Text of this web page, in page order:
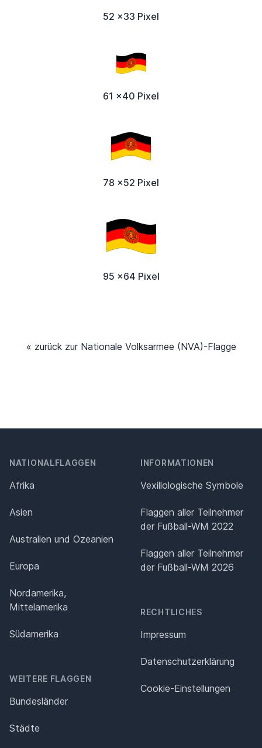
52 x33 Pixel
61 x40 Pixel
78 x52 Pixel
95 x64 Pixel
« zurück zur Nationale Volksarmee (NVA)-Flagge
NATIONALFLAGGEN
Afrika
Asien
Australien und Ozeanien
Europa
Nordamerika,
Mittelamerika
Südamerika
WEITERE FLAGGEN
Bundesländer
Städte
INFORMATIONEN
Vexillologische Symbole
Flaggen aller Teilnehmer
der Fußball-WM 2022
Flaggen aller Teilnehmer
der Fußball-WM 2026
RECHTLICHES
Impressum
Datenschutz­erklärung
Cookie-Einstellungen